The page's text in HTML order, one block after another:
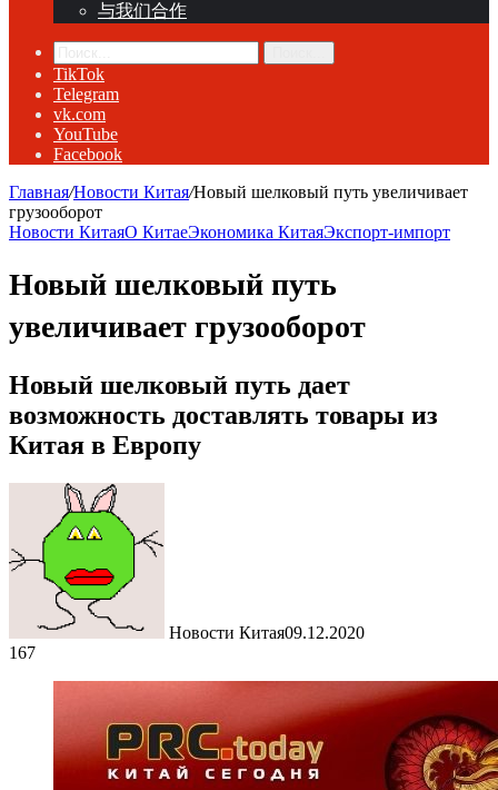
与我们合作
TikTok
Telegram
vk.com
YouTube
Facebook
Главная/Новости Китая/Новый шелковый путь увеличивает
грузооборот
Новости КитаяО КитаеЭкономика КитаяЭкспорт-импорт
Новый шелковый путь
увеличивает грузооборот
Новый шелковый путь дает
возможность доставлять товары из
Китая в Европу
Новости Китая09.12.2020
167